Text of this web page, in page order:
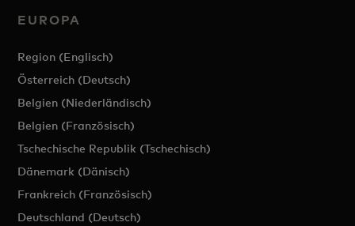
EUROPA
Region (Englisch)
Österreich (Deutsch)
Belgien (Niederländisch)
Belgien (Französisch)
Tschechische Republik (Tschechisch)
Dänemark (Dänisch)
Frankreich (Französisch)
Deutschland (Deutsch)